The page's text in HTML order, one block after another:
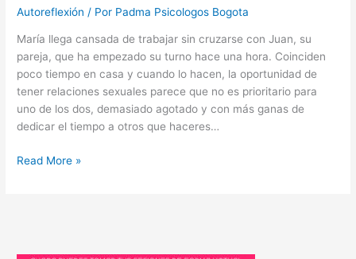
Autoreflexión / Por Padma Psicologos Bogota
María llega cansada de trabajar sin cruzarse con Juan, su
pareja, que ha empezado su turno hace una hora. Coinciden
poco tiempo en casa y cuando lo hacen, la oportunidad de
tener relaciones sexuales parece que no es prioritario para
uno de los dos, demasiado agotado y con más ganas de
dedicar el tiempo a otros que haceres…
Read More »